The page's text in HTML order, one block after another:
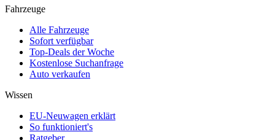
Fahrzeuge
Alle Fahrzeuge
Sofort verfügbar
Top-Deals der Woche
Kostenlose Suchanfrage
Auto verkaufen
Wissen
EU-Neuwagen erklärt
So funktioniert's
Ratgeber